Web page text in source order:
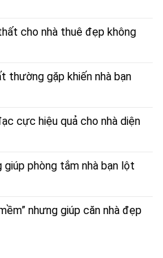
cho nhà thuê đẹp không
thường gặp khiến nhà bạn
cực hiệu quả cho nhà diện
phòng tắm nhà bạn lột
nhưng giúp căn nhà đẹp